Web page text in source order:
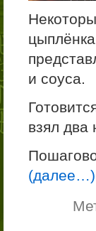
и соуса.
взял два
(далее…)